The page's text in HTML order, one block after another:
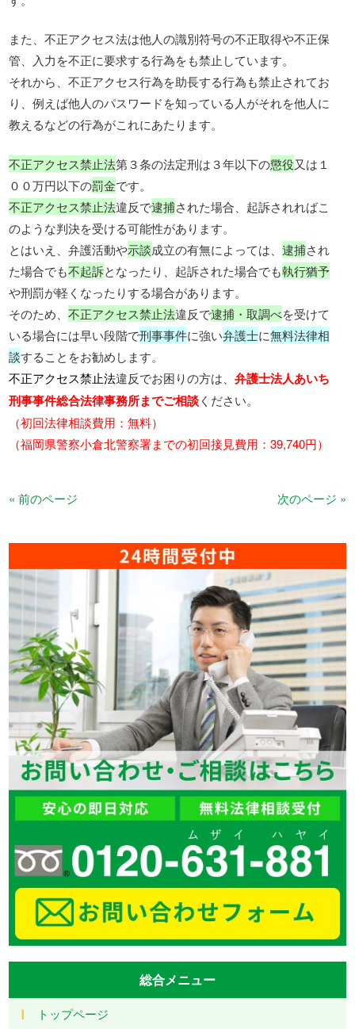
また、不正アクセス法は他人の識別符号の不正取得や不正保
管、入力を不正に要求する行為をも禁止しています。
それから、不正アクセス行為を助長する行為も禁止されてお
り、例えば他人のパスワードを知っている人がそれを他人に
教えるなどの行為がこれにあたります。
不正アクセス禁止法第３条の法定刑は３年以下の懲役又は１
００万円以下の罰金です。
不正アクセス禁止法違反で逮捕された場合、起訴されればこ
のような判決を受ける可能性があります。
とはいえ、弁護活動や示談成立の有無によっては、逮捕され
た場合でも不起訴となったり、起訴された場合でも執行猶予
や刑罰が軽くなったりする場合があります。
そのため、不正アクセス禁止法違反で逮捕・取調べを受けて
いる場合には早い段階で刑事事件に強い弁護士に無料法律相
談することをお勧めします。
不正アクセス禁止法違反でお困りの方は、弁護士法人あいち
刑事事件総合法律事務所までご相談ください。
（初回法律相談費用：無料）
（福岡県警察小倉北警察署までの初回接見費用：39,740円）
« 前のページ 次のページ »
総合メニュー
トップページ